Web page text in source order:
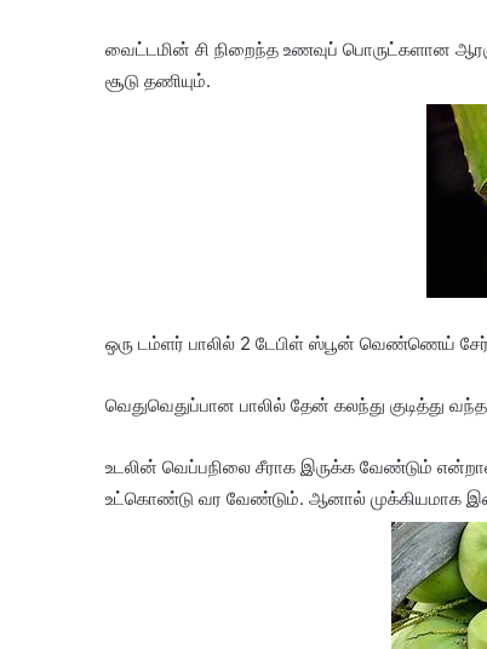
வைட்டமின் சி நிறைந்த உணவுப் பொருட்களான
சூடு தணியும்.
ஒரு டம்ளர் பாலில் 2 டேபிள் ஸ்பூன் வெண்ணெய்
வெதுவெதுப்பான பாலில் தேன் கலந்து குடித்து
உடலின் வெப்பநிலை சீராக இருக்க வேண்டும்
உட்கொண்டு வர வேண்டும். ஆனால் முக்கியமாக